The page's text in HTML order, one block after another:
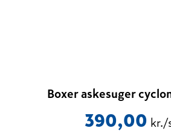
Boxer askesuger
390,00 kr./